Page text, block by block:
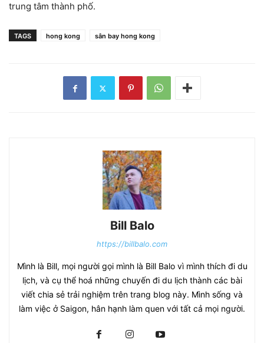
trung tâm thành phố.
TAGS hong kong sân bay hong kong
Bill Balo
https://billbalo.com
Mình là Bill, mọi người gọi mình là Bill Balo vì mình thích đi du
lịch, và cụ thể hoá những chuyến đi du lịch thành các bài
viết chia sẻ trải nghiệm trên trang blog này. Mình sống và
làm việc ở Saigon, hân hạnh làm quen với tất cả mọi người.